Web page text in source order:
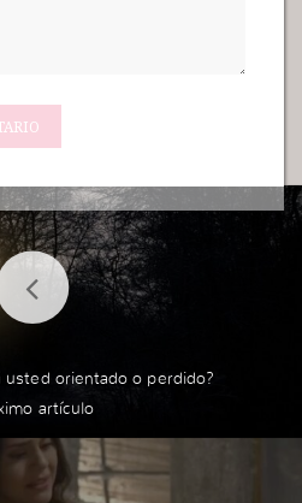
usted orientado o perdido?